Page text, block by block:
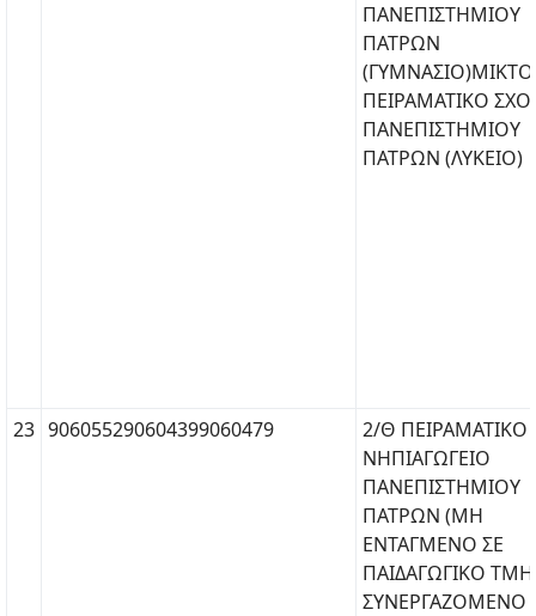
ΠΑΝΕΠΙΣΤΗΜΙΟΥ
ΠΑΤΡΩΝ
(ΓΥΜΝΑΣΙΟ)ΜΙΚΤΟ
ΠΕΙΡΑΜΑΤΙΚΟ
ΠΑΝΕΠΙΣΤΗΜΙΟΥ
ΠΑΤΡΩΝ (ΛΥΚΕΙΟ)
23 906055290604399060479
2/Θ ΠΕΙΡΑΜΑΤΙΚΟ
ΝΗΠΙΑΓΩΓΕΙΟ
ΠΑΝΕΠΙΣΤΗΜΙΟΥ
ΠΑΤΡΩΝ (ΜΗ
ΕΝΤΑΓΜΕΝΟ ΣΕ
ΠΑΙΔΑΓΩΓΙΚΟ
ΣΥΝΕΡΓΑΖΟΜΕΝΟ